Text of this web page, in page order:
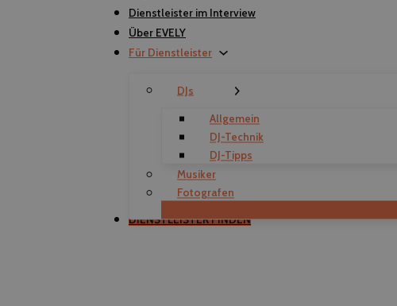
Dienstleister im Interview
Über EVELY
Für Dienstleister
DJs
Allgemein
DJ-Technik
DJ-Tipps
Musiker
Fotografen
DIENSTLEISTER FINDEN